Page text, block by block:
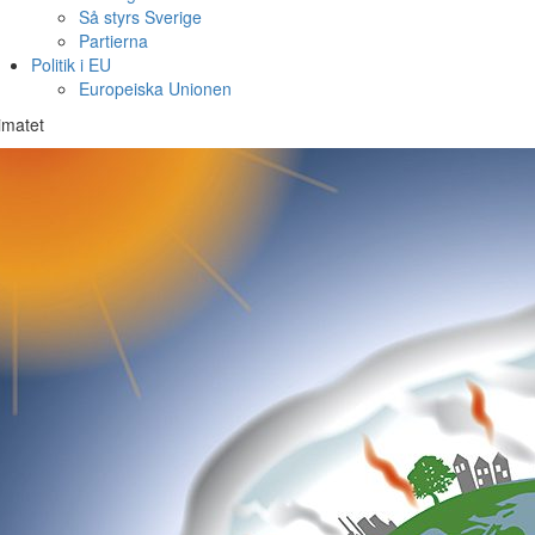
Så styrs Sverige
Partierna
Politik i EU
Europeiska Unionen